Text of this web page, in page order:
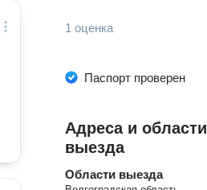
1 оценка
Паспорт проверен
Адреса и области
выезда
Области выезда